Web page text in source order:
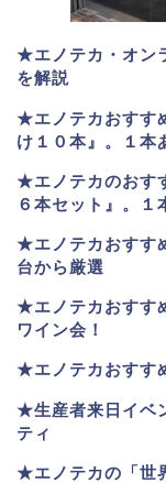
★エノテカ・オン
を解説
★エノテカおすす
け１０本』。１本
★エノテカのおす
６本セット』。
１
★エノテカおす
台から厳選
★エノテカおすす
ワイン会！
★エノテカおすす
★生産者来日イベ
ティ
★エノテカの「世